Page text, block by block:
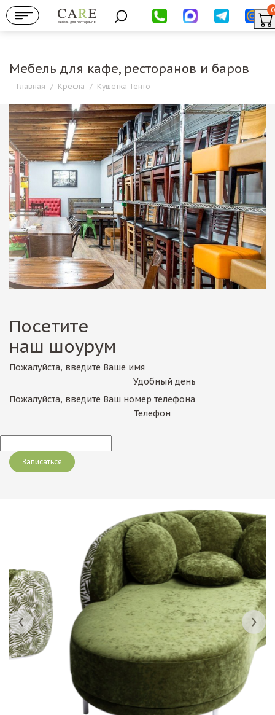
Мебель для ресторанов
0
Мебель для кафе, ресторанов и баров
Главная / Кресла / Кушетка Тенто
Посетите
наш шоурум
Пожалуйста, введите Ваше имя
Удобный день
Пожалуйста, введите Ваш номер телефона
Телефон